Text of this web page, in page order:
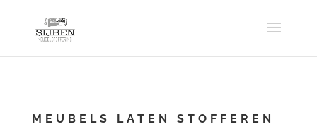
MEUBELS LATEN STOFFEREN